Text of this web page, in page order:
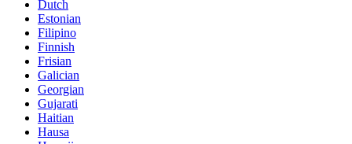
Dutch
Estonian
Filipino
Finnish
Frisian
Galician
Georgian
Gujarati
Haitian
Hausa